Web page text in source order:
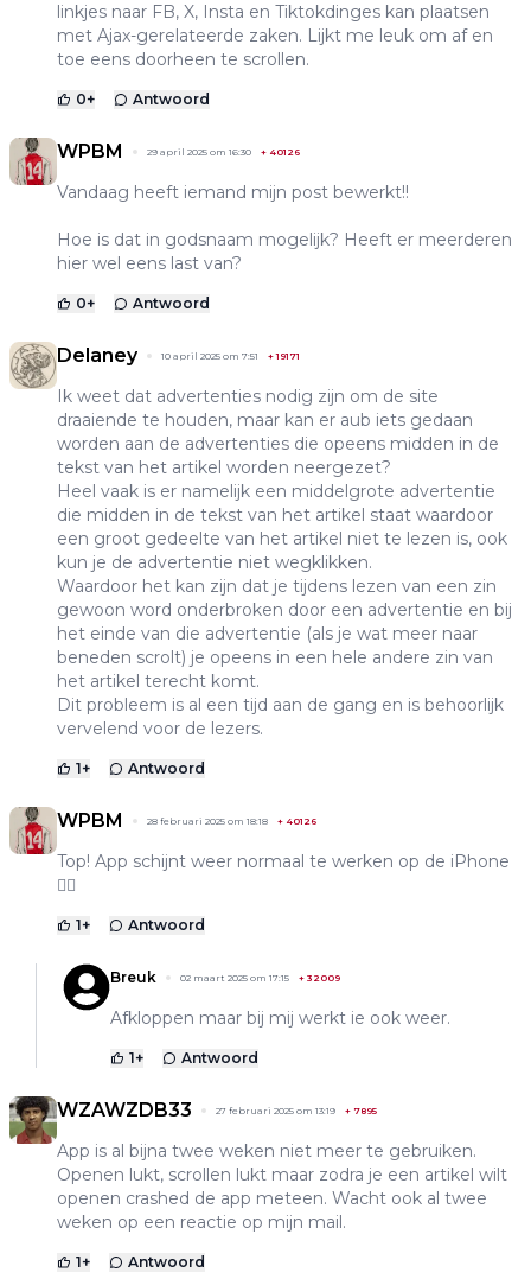
linkjes naar FB, X, Insta en Tiktokdinges kan plaatsen
met Ajax-gerelateerde zaken. Lijkt me leuk om af en
toe eens doorheen te scrollen.
0+ Antwoord
WPBM 29 april 2025 om 16:30 + 40126
Vandaag heeft iemand mijn post bewerkt!!
Hoe is dat in godsnaam mogelijk? Heeft er meerderen
hier wel eens last van?
0+ Antwoord
Delaney 10 april 2025 om 7:51 +19171
Ik weet dat advertenties nodig zijn om de site
draaiende te houden, maar kan er aub iets gedaan
worden aan de advertenties die opeens midden in de
tekst van het artikel worden neergezet?
Heel vaak is er namelijk een middelgrote advertentie
die midden in de tekst van het artikel staat waardoor
een groot gedeelte van het artikel niet te lezen is, ook
kun je de advertentie niet wegklikken.
Waardoor het kan zijn dat je tijdens lezen van een zin
gewoon word onderbroken door een advertentie en bij
het einde van die advertentie (als je wat meer naar
beneden scrolt) je opeens in een hele andere zin van
het artikel terecht komt.
Dit probleem is al een tijd aan de gang en is behoorlijk
vervelend voor de lezers.
1+ Antwoord
WPBM 28 februari 2025 om 18:18 + 40126
Top! App schijnt weer normaal te werken op de iPhone
👍🏻
1+ Antwoord
Breuk 02 maart 2025 om 17:15 + 32009
Afkloppen maar bij mij werkt ie ook weer.
1+ Antwoord
WZAWZDB33 27 februari 2025 om 13:19 + 7895
App is al bijna twee weken niet meer te gebruiken.
Openen lukt, scrollen lukt maar zodra je een artikel wilt
openen crashed de app meteen. Wacht ook al twee
weken op een reactie op mijn mail.
1+ Antwoord